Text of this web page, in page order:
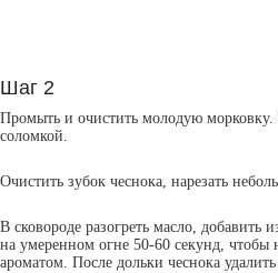
Шаг 2
Промыть и очистить молодую морковку.
соломкой.
Очистить зубок чеснока, нарезать
В сковороде разогреть масло, добавить
на умеренном огне 50-60 секунд, чтобы
ароматом. После дольки чеснока